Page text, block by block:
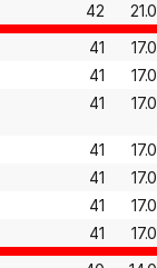
42
41
41
41
41
41
41
41